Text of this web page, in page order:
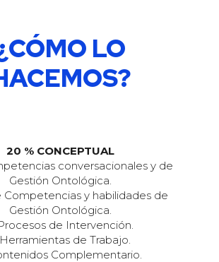
LO
20 % CONCEPTUAL
conversacionales y de
Gestión Ontológica.
Competencias y habilidades de
Gestión Ontológica.
de Intervención.
de Trabajo.
Complementario.